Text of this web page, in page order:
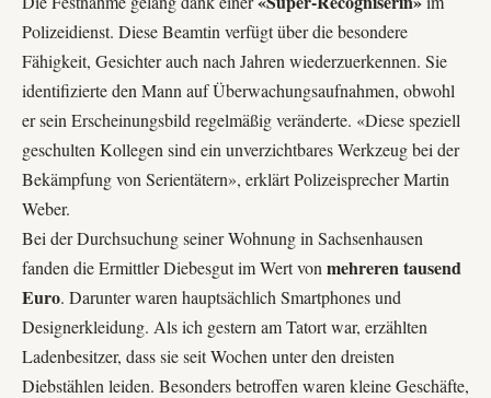
Polizeidienst. Diese Beamtin verfügt über die besondere
Fähigkeit, Gesichter auch nach Jahren wiederzuerkennen. Sie
identifizierte den Mann auf Überwachungsaufnahmen, obwohl
er sein Erscheinungsbild regelmäßig veränderte. «Diese speziell
geschulten Kollegen sind ein unverzichtbares Werkzeug bei der
Bekämpfung von Serientätern», erklärt Polizeisprecher Martin
Weber.
Bei der Durchsuchung seiner Wohnung in Sachsenhausen
fanden die Ermittler Diebesgut im Wert von mehreren tausend
Euro. Darunter waren hauptsächlich Smartphones und
Designerkleidung. Als ich gestern am Tatort war, erzählten
Ladenbesitzer, dass sie seit Wochen unter den dreisten
Diebstählen leiden. Besonders betroffen waren kleine Geschäfte,